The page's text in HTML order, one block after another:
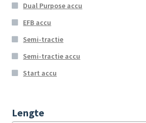
Dual Purpose accu
EFB accu
Semi-tractie
Semi-tractie accu
Start accu
Lengte